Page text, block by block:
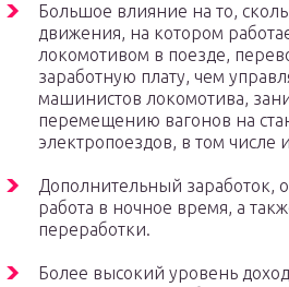
Большое влияние на то,
движения, на котором
локомотивом в поезде,
заработную плату, чем
машинистов локомотива,
перемещению вагонов на
электропоездов, в том числе
Дополнительный заработок,
работа в ночное время, а
переработки.
Более высокий уровень